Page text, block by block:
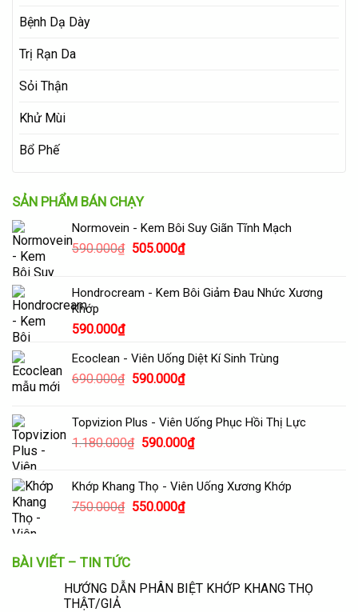
Bệnh Dạ Dày
Trị Rạn Da
Sỏi Thận
Khử Mùi
Bổ Phế
SẢN PHẨM BÁN CHẠY
Normovein - Kem Bôi Suy Giãn Tĩnh Mạch
590.000₫ Giá
590.000₫.
505.000₫Giá
là:
Hondrocream - Kem Bôi Giảm Đau Nhức Xương
Khớp
590.000₫
Ecoclean - Viên Uống Diệt Kí Sinh Trùng
690.000₫ Giá
690.000₫.
590.000₫Giá
là:
590.000₫.
Topvizion Plus - Viên Uống Phục Hồi Thị Lực
1.180.000₫ Giá
1.180.000₫.
590.000₫Giá
là:
Khớp Khang Thọ - Viên Uống Xương Khớp
750.000₫ Giá
550.000₫Giá
BÀI VIẾT – TIN TỨC
HƯỚNG DẪN PHÂN BIỆT KHỚP KHANG THỌ
THẬT/GIẢ